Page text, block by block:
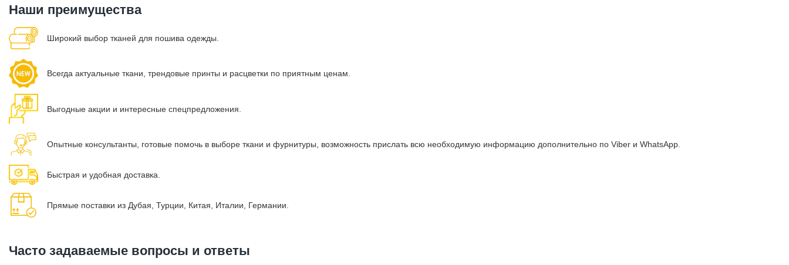
Наши преимущества
Широкий выбор тканей для пошива одежды.
Всегда актуальные ткани, трендовые принты и расцветки по приятным ценам.
Выгодные акции и интересные спецпредложения.
Опытные консультанты, готовые помочь в выборе ткани и фурнитуры, возможность прислать всю необходимую информацию дополнительно по Viber и WhatsApp.
Быстрая и удобная доставка.
Прямые поставки из Дубая, Турции, Китая, Италии, Германии.
Часто задаваемые вопросы и ответы